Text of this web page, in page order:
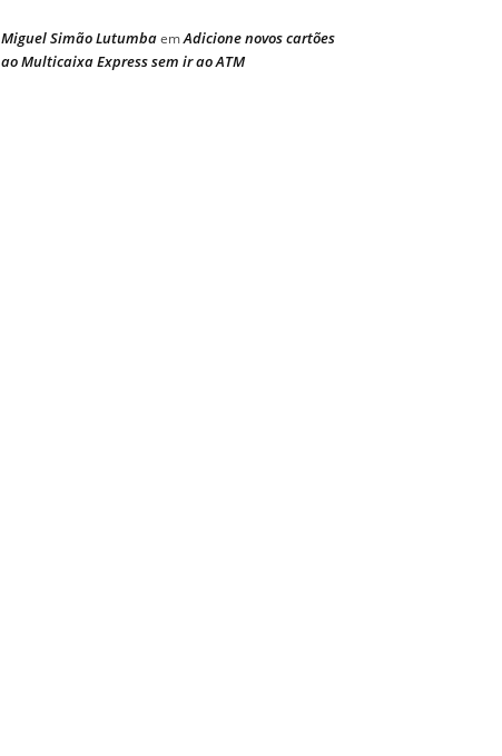
Miguel Simão LutumbaemAdicione novos cartões
ao Multicaixa Express sem ir ao ATM